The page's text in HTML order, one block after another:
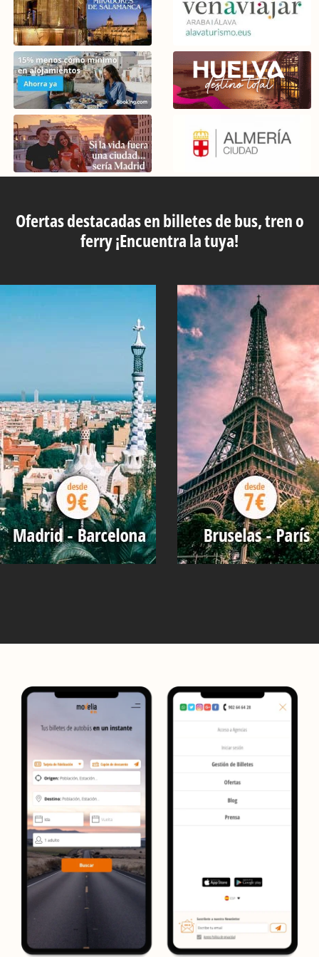
Ofertas destacadas en billetes de bus, tren o
ferry ¡Encuentra la tuya!